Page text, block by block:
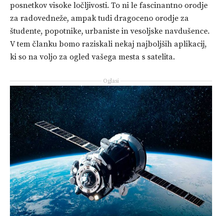
posnetkov visoke ločljivosti. To ni le fascinantno orodje
za radovedneže, ampak tudi dragoceno orodje za
študente, popotnike, urbaniste in vesoljske navdušence.
V tem članku bomo raziskali nekaj najboljših aplikacij,
ki so na voljo za ogled vašega mesta s satelita.
Oglasi